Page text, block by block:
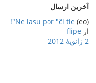
آخرین ارسال
(eo)
Ne lasu por "ĉi tie"!
از flipe
2 ژانویهٔ 2012